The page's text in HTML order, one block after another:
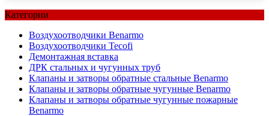
Категории
Воздухоотводчики Benarmo
Воздухоотводчики Tecofi
Демонтажная вставка
ДРК стальных и чугунных труб
Клапаны и затворы обратные стальные Benarmo
Клапаны и затворы обратные чугунные Benarmo
Клапаны и затворы обратные чугунные пожарные
Benarmo